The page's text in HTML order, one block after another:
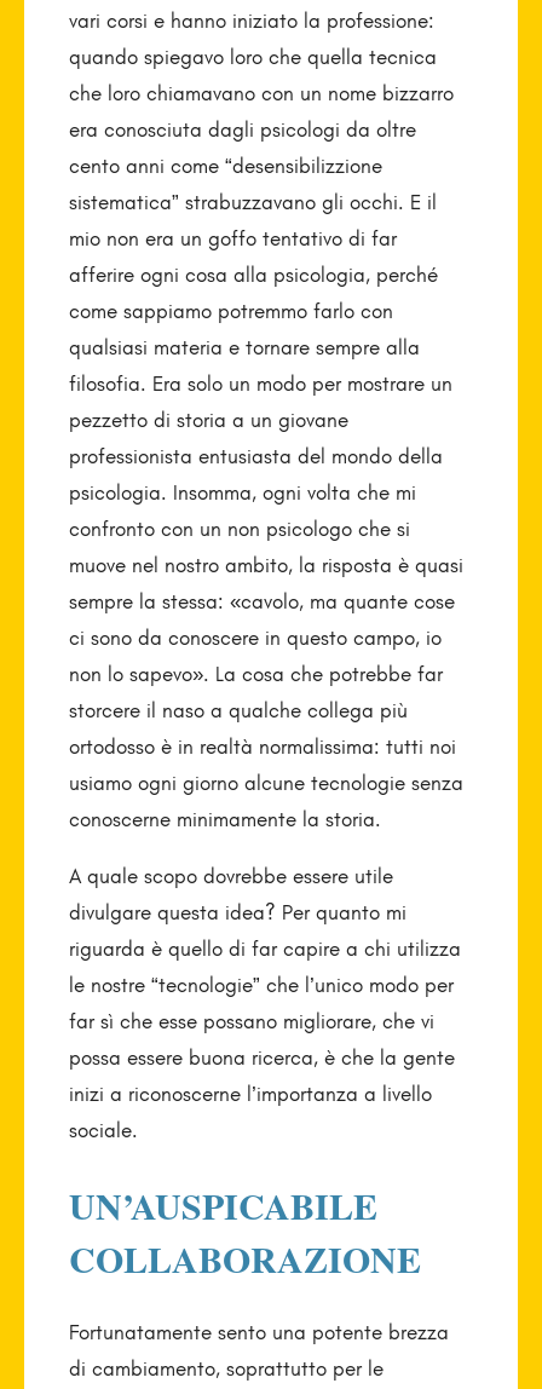
vari corsi e hanno iniziato la professione:
quando spiegavo loro che quella tecnica
che loro chiamavano con un nome bizzarro
era conosciuta dagli psicologi da oltre
cento anni come “desensibilizzione
sistematica” strabuzzavano gli occhi. E il
mio non era un goffo tentativo di far
afferire ogni cosa alla psicologia, perché
come sappiamo potremmo farlo con
qualsiasi materia e tornare sempre alla
filosofia. Era solo un modo per mostrare un
pezzetto di storia a un giovane
professionista entusiasta del mondo della
psicologia. Insomma, ogni volta che mi
confronto con un non psicologo che si
muove nel nostro ambito, la risposta è quasi
sempre la stessa: «cavolo, ma quante cose
ci sono da conoscere in questo campo, io
non lo sapevo». La cosa che potrebbe far
storcere il naso a qualche collega più
ortodosso è in realtà normalissima: tutti noi
usiamo ogni giorno alcune tecnologie senza
conoscerne minimamente la storia.
A quale scopo dovrebbe essere utile
divulgare questa idea? Per quanto mi
riguarda è quello di far capire a chi utilizza
le nostre “tecnologie” che l’unico modo per
far sì che esse possano migliorare, che vi
possa essere buona ricerca, è che la gente
inizi a riconoscerne l’importanza a livello
sociale.
UN’AUSPICABILE
COLLABORAZIONE
Fortunatamente sento una potente brezza
di cambiamento, soprattutto per le